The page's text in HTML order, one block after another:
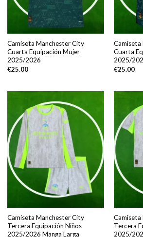
Camiseta Manchester City
Cuarta Equipación Mujer
2025/2026
€25.00
Cuarta
2025/
€25.00
Camiseta Manchester City
Tercera Equipación Niños
2025/2026 Manga Larga
Tercera
2025/